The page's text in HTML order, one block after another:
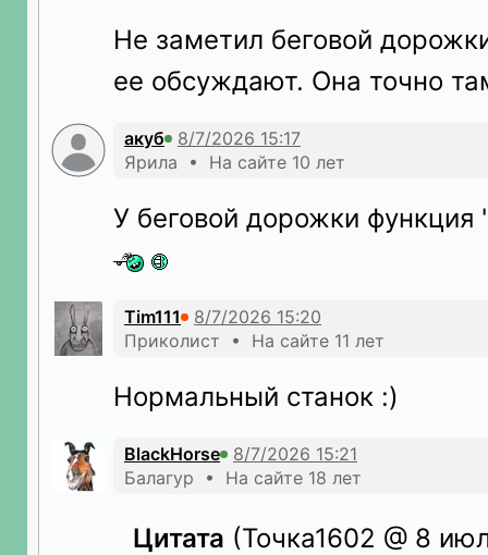
Не заметил беговой
ее обсуждают. Она точно
акуб
Ярила • На сайте 10 лет
У беговой дорожки функция
Tim111
Приколист • На сайте 11 лет
Нормальный станок :)
BlackHorse
Балагур • На сайте 18 лет
Цитата (Точка1602 @ 8